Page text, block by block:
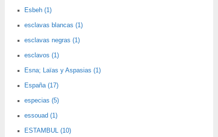
Esbeh (1)
esclavas blancas (1)
esclavas negras (1)
esclavos (1)
Esna; Laïas y Aspasias (1)
España (17)
especias (5)
essouad (1)
ESTAMBUL (10)